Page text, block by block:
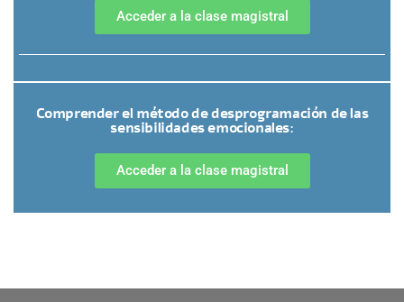
Acceder a la clase magistral
Comprender el método de desprogramación de las
sensibilidades emocionales:
Acceder a la clase magistral